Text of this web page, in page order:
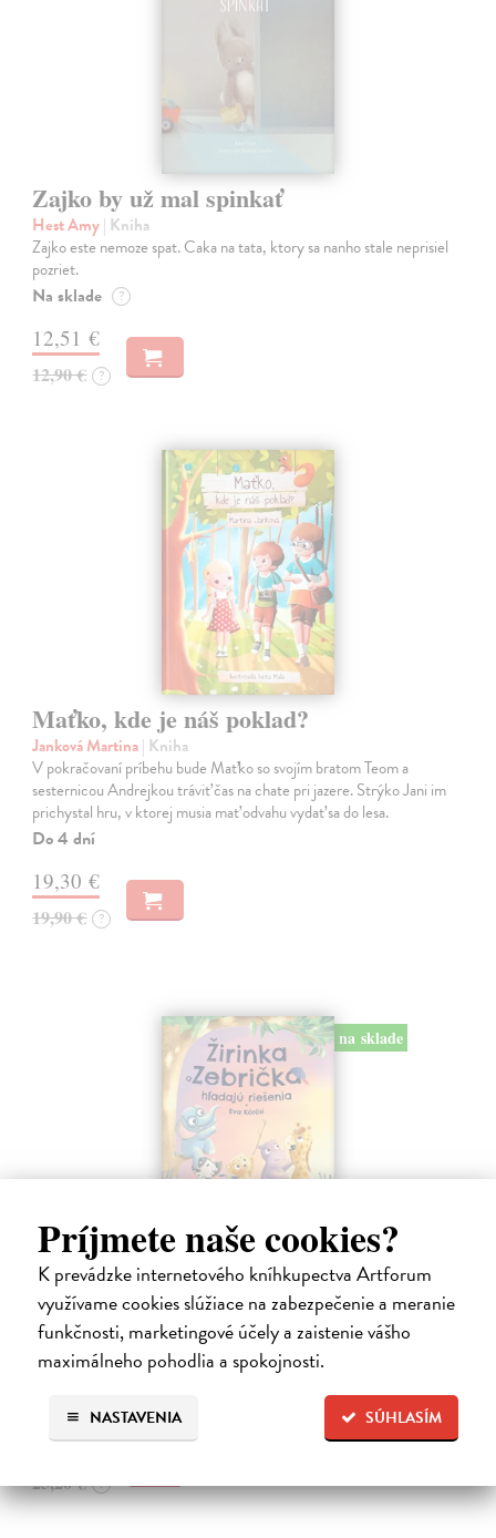
Príjmete naše cookies?
K prevádzke internetového kníhkupectva Artforum
využívame cookies slúžiace na zabezpečenie a meranie
funkčnosti, marketingové účely a zaistenie vášho
maximálneho pohodlia a spokojnosti.
SÚHLASÍM
NASTAVENIA
Zajko by už mal spinkať
Hest Amy| Kniha
Zajko este nemoze spat. Caka na tata, ktory sa nanho stale neprisiel
pozriet.
Na sklade ?
12,51 €
12,90 € ?
Maťko, kde je náš poklad?
Janková Martina| Kniha
V pokračovaní príbehu bude Maťko so svojím bratom Teom a
sesternicou Andrejkou tráviť čas na chate pri jazere. Strýko Jani im
prichystal hru, v ktorej musia mať odvahu vydať sa do lesa.
Do 4 dní
19,30 €
19,90 € ?
na sklade
Žirinka a Zebrička hľadajú riešenia
Kőrösi Eva| Kniha
Kniha o Žirinke, Zebričke a ich kamarátoch prináša príbehy o hľadaní
riešení aj tam, kde sa to môže zdať nemožné. Každodenné situácie
plné emócií – hnevu, smútku, radosti, závisti, zahanbenia,
24,44 €
25,20 € ?